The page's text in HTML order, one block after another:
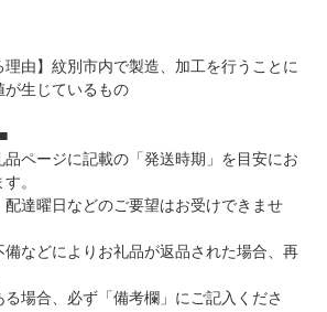
理由】紋別市内で製造、加工を行うことに
が生じているもの
ページに記載の「発送時期」を目安にお
。
達曜日などのご要望はお受けできませ
などによりお礼品が返品された場合、再
場合、必ず「備考欄」にご記入くださ